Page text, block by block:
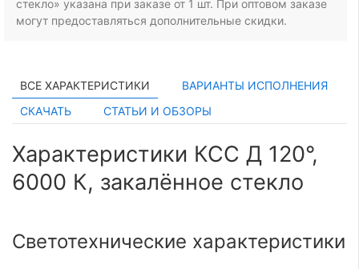
стекло» указана при заказе от 1 шт. При оптовом заказе
могут предоставляться дополнительные скидки.
ВСЕ ХАРАКТЕРИСТИКИ
ВАРИАНТЫ ИСПОЛНЕНИЯ
СКАЧАТЬ
СТАТЬИ И ОБЗОРЫ
Характеристики КСС Д 120°,
6000 К, закалённое стекло
Светотехнические характеристики